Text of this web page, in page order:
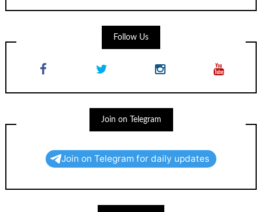
Follow Us
Join on Telegram
Join on Telegram for daily updates